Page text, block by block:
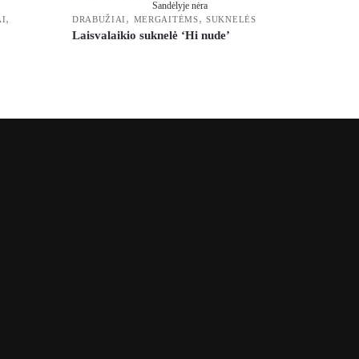
,
Sandėlyje nėra
DRABUŽIAI , MERGAITĖMS,SUKNELĖS
Laisvalaikio suknelė ‘Hi nude’